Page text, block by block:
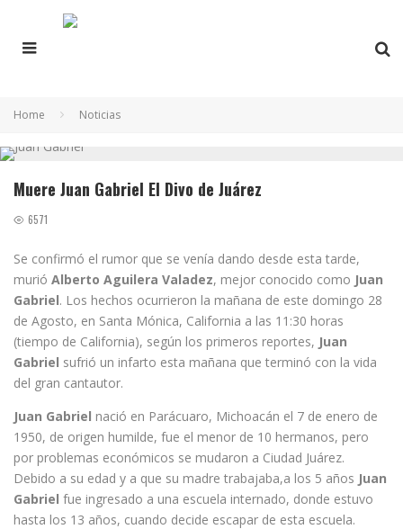
Home Noticias
Muere Juan Gabriel El Divo de Juárez
6571
Se confirmó el rumor que se venía dando desde esta tarde,
murió Alberto Aguilera Valadez, mejor conocido como Juan
Gabriel. Los hechos ocurrieron la mañana de este domingo 28
de Agosto, en Santa Mónica, California a las 11:30 horas
(tiempo de California), según los primeros reportes, Juan
Gabriel sufrió un infarto esta mañana que terminó con la vida
del gran cantautor.
Juan Gabriel nació en Parácuaro, Michoacán el 7 de enero de
1950, de origen humilde, fue el menor de 10 hermanos, pero
por problemas económicos se mudaron a Ciudad Juárez.
Debido a su edad y a que su madre trabajaba,a los 5 años Juan
Gabriel fue ingresado a una escuela internado, donde estuvo
hasta los 13 años, cuando decide escapar de esta escuela.